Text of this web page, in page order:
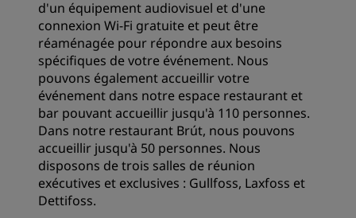
d'un équipement audiovisuel et d'une
connexion Wi-Fi gratuite et peut être
réaménagée pour répondre aux besoins
spécifiques de votre événement. Nous
pouvons également accueillir votre
événement dans notre espace restaurant et
bar pouvant accueillir jusqu'à 110 personnes.
Dans notre restaurant Brút, nous pouvons
accueillir jusqu'à 50 personnes. Nous
disposons de trois salles de réunion
exécutives et exclusives : Gullfoss, Laxfoss et
Dettifoss.